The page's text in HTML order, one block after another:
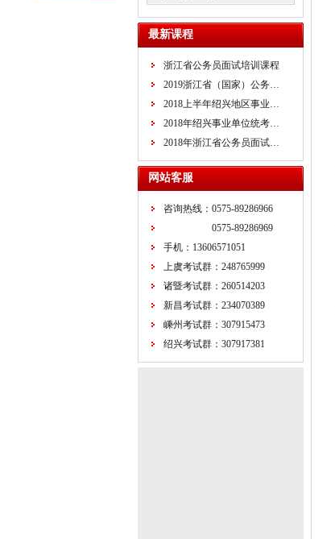
最新课程
浙江省公务员面试培训课程
2019浙江省（国家）公务…
2018上半年绍兴地区事业…
2018年绍兴事业单位统考…
2018年浙江省公务员面试…
网站客服
咨询热线：0575-89286966
0575-89286969
手机：13606571051
上虞考试群：248765999
诸暨考试群：260514203
新昌考试群：234070389
嵊州考试群：307915473
绍兴考试群：307917381